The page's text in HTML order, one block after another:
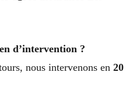
d’intervention ?
nous intervenons en 20